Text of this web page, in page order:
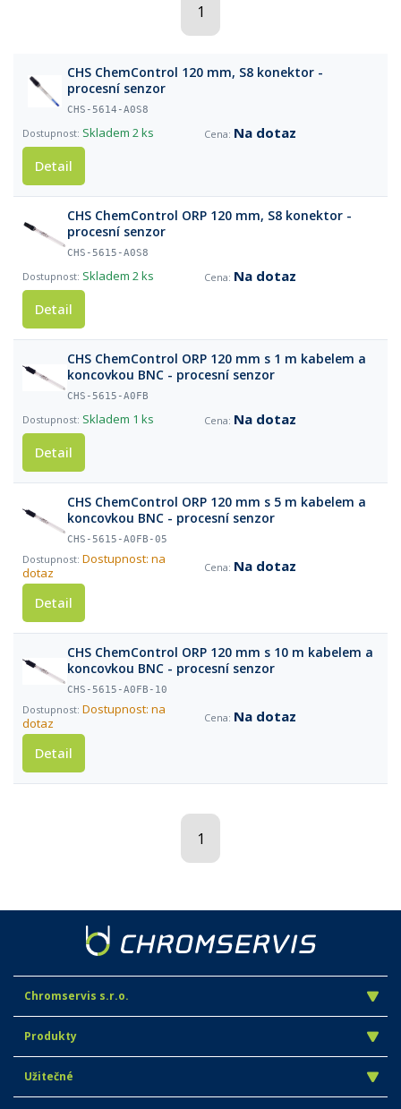
1
CHS ChemControl 120 mm, S8 konektor -
procesní senzor
CHS-5614-A0S8
Skladem 2 ks
Na dotaz
Detail
CHS ChemControl ORP 120 mm, S8 konektor -
procesní senzor
CHS-5615-A0S8
Skladem 2 ks
Na dotaz
Detail
CHS ChemControl ORP 120 mm s 1 m kabelem a
koncovkou BNC - procesní senzor
CHS-5615-A0FB
Skladem 1 ks
Na dotaz
Detail
CHS ChemControl ORP 120 mm s 5 m kabelem a
koncovkou BNC - procesní senzor
CHS-5615-A0FB-05
Dostupnost: na
dotaz
Na dotaz
Detail
CHS ChemControl ORP 120 mm s 10 m kabelem a
koncovkou BNC - procesní senzor
CHS-5615-A0FB-10
Dostupnost: na
dotaz
Na dotaz
Detail
1
Chromservis s.r.o.
Produkty
Užitečné